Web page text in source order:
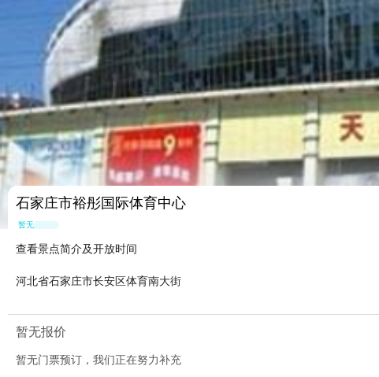
石家庄市裕彤国际体育中心
暂无点评
查看景点简介及开放时间
河北省石家庄市长安区体育南大街
暂无报价
暂无门票预订，我们正在努力补充